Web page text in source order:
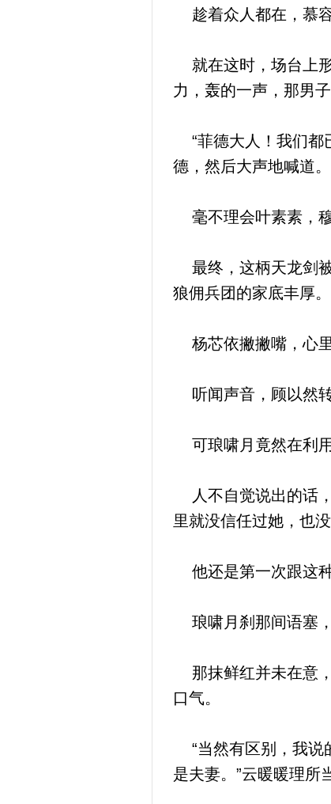
趁着众人都在，慕容
就在这时，场台上
力，轰的一声，那男
“菲德大人！我们都
德，然后大声地喊道。
毫不理会叶素素，穆
最终，这柄天龙剑
狼佣兵团的家底丰厚。
杨芯依撇撇嘴，心里
听闻声音，顾以然转
可琅啸月竟然在利用
人不自觉说出的话
里就没信任过她，也
他还是第一次跟这种
琅啸月刹那间语塞，
那抹鲜红并未在意
口气。
“当然有区别，我说
是夫妻。”云暖暖理所